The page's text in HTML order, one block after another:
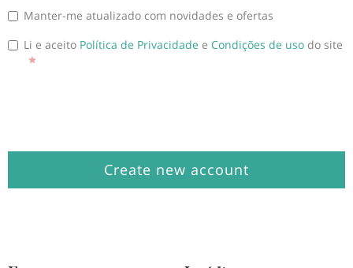
Manter-me atualizado com novidades e ofertas
Li e aceito Política de Privacidade e Condições de uso do site
Create new account